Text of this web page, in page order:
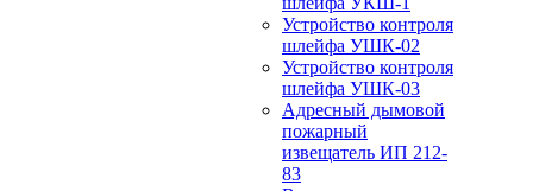
Устройство контроля
шлейфа УШК-02
Устройство контроля
шлейфа УШК-03
Адресный дымовой
пожарный
извещатель ИП 212-
83